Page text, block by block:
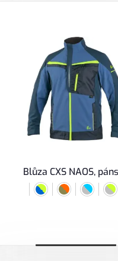
Blůza CXS NAOS,